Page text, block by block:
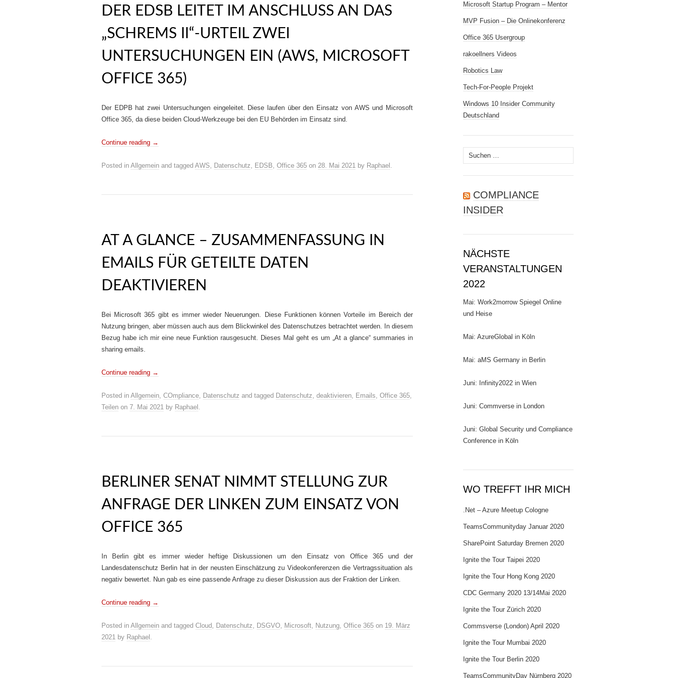
DER EDSB LEITET IM ANSCHLUSS AN DAS
„SCHREMS II“-URTEIL ZWEI
UNTERSUCHUNGEN EIN (AWS, MICROSOFT
OFFICE 365)
Der EDPB hat zwei Untersuchungen eingeleitet. Diese laufen über den Einsatz von AWS und Microsoft
Office 365, da diese beiden Cloud-Werkzeuge bei den EU Behörden im Einsatz sind.
Continue reading →
Posted in Allgemein and tagged AWS, Datenschutz, EDSB, Office 365 on 28. Mai 2021 by Raphael .
AT A GLANCE – ZUSAMMENFASSUNG IN
EMAILS FÜR GETEILTE DATEN
DEAKTIVIEREN
Bei Microsoft 365 gibt es immer wieder Neuerungen. Diese Funktionen können Vorteile im Bereich der
Nutzung bringen, aber müssen auch aus dem Blickwinkel des Datenschutzes betrachtet werden. In diesem
Bezug habe ich mir eine neue Funktion rausgesucht. Dieses Mal geht es um „At a glance“ summaries in
sharing emails.
Continue reading →
Posted in Allgemein, COmpliance, Datenschutz and tagged Datenschutz, deaktivieren, Emails, Office 365,
Teilen on 7. Mai 2021 by Raphael .
BERLINER SENAT NIMMT STELLUNG ZUR
ANFRAGE DER LINKEN ZUM EINSATZ VON
OFFICE 365
In Berlin gibt es immer wieder heftige Diskussionen um den Einsatz von Office 365 und der
Landesdatenschutz Berlin hat in der neusten Einschätzung zu Videokonferenzen die Vertragssituation als
negativ bewertet. Nun gab es eine passende Anfrage zu dieser Diskussion aus der Fraktion der Linken.
Continue reading →
Posted in Allgemein and tagged Cloud, Datenschutz, DSGVO, Microsoft, Nutzung, Office 365 on 19. März
2021 by Raphael .
Microsoft Startup Program – Mentor
MVP Fusion – Die Onlinekonferenz
Office 365 Usergroup
rakoellners Videos
Robotics Law
Tech-For-People Projekt
Windows 10 Insider Community
Deutschland
Suchen
nach:
COMPLIANCE
INSIDER
NÄCHSTE
VERANSTALTUNGEN
2022
Mai: Work2morrow Spiegel Online
und Heise
Mai: AzureGlobal in Köln
Mai: aMS Germany in Berlin
Juni: Infinity2022 in Wien
Juni: Commverse in London
Juni: Global Security und Compliance
Conference in Köln
WO TREFFT IHR MICH
.Net – Azure Meetup Cologne
TeamsCommunityday Januar 2020
SharePoint Saturday Bremen 2020
Ignite the Tour Taipei 2020
Ignite the Tour Hong Kong 2020
CDC Germany 2020 13/14Mai 2020
Ignite the Tour Zürich 2020
Commsverse (London) April 2020
Ignite the Tour Mumbai 2020
Ignite the Tour Berlin 2020
TeamsCommunityDay Nürnberg 2020